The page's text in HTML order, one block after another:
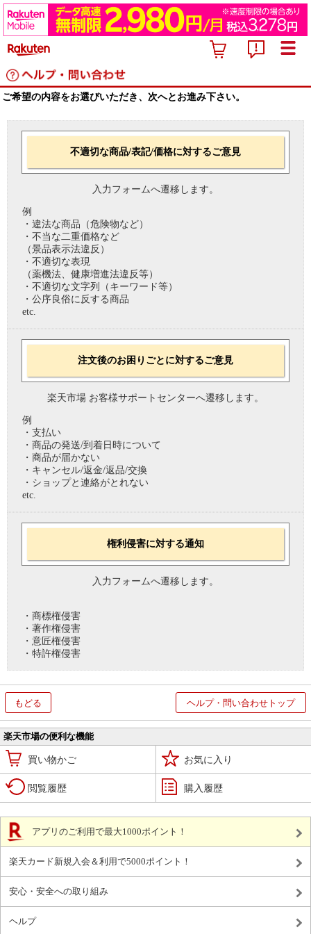
ご希望の内容をお選びいただき、次へとお進み下さい。
不適切な商品/表記/価格に対するご意見
入力フォームへ遷移します。
例
・違法な商品（危険物など）
・不当な二重価格など
（景品表示法違反）
・不適切な表現
（薬機法、健康増進法違反等）
・不適切な文字列（キーワード等）
・公序良俗に反する商品
etc.
注文後のお困りごとに対するご意見
楽天市場 お客様サポートセンターへ遷移します。
例
・支払い
・商品の発送/到着日時について
・商品が届かない
・キャンセル/返金/返品/交換
・ショップと連絡がとれない
etc.
権利侵害に対する通知
入力フォームへ遷移します。
・商標権侵害
・著作権侵害
・意匠権侵害
・特許権侵害
もどる ヘルプ・問い合わせトップ
楽天市場の便利な機能
買い物かご お気に入り
閲覧履歴 購入履歴
アプリのご利用で最大1000ポイント！
楽天カード新規入会＆利用で5000ポイント！
安心・安全への取り組み
ヘルプ